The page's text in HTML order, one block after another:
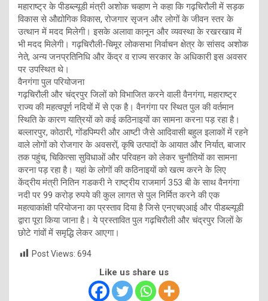
महाराष्ट्र के पीडब्ल्यूडी मंत्री अशोक चव्हाण ने कहा कि गढ़चिरौली में सड़क
विकास से औद्योगिक विकास, रोजगार सृजन और लोगों के जीवन स्तर के
उत्थान में मदद मिलेगी। इसके अलावा कानून और व्यवस्था के रखरखाव में
भी मदद मिलेगी। गढ़चिरौली-चिमूर लोकसभा निर्वाचन क्षेत्र के सांसद अशोक
नेते, अन्य जनप्रतिनिधि और केंद्र व राज्य सरकार के अधिकारी इस अवसर
पर उपस्थित थे।
वैनगंगा पुल परियोजना
गढ़चिरौली और चंद्रपुर जिलों को विभाजित करने वाली वैनगंगा, महाराष्ट्र
राज्य की महत्वपूर्ण नदियों में से एक है। वैनगंगा पर स्थित पुल की वर्तमान
स्थिति के कारण यात्रियों को कई कठिनाइयों का सामना करना पड़ रहा है।
बल्लारपुर, कोठारी, गोंडपिम्परी और आष्टी जैसे आदिवासी बहुल इलाकों में रहने
वाले लोगों को रोजगार के अवसरों, कृषि उत्पादों के आयात और निर्यात, बाजार
तक पहुंच, चिकित्सा सुविधाओं और परिवहन को लेकर चुनौतियों का सामना
करना पड़ रहा है। यहां के लोगों की कठिनाइयों को खत्म करने के लिए
केंद्रीय मंत्री नितिन गडकरी ने राष्ट्रीय राजमार्ग 353 बी के साथ वैनगंगा
नदी पर 99 करोड़ रुपये की कुल लागत से पुल निर्मित करने की एक
महत्वाकांक्षी परियोजना का प्रस्ताव दिया है जिसे एनएचएआई और पीडब्ल्यूडी
द्वारा पूरा किया जाना है। ये प्रस्तावित पुल गढ़चिरौली और चंद्रपुर जिलों के
छोटे गांवों में समृद्धि लेकर आएगा।
Post Views: 694
Like us share us